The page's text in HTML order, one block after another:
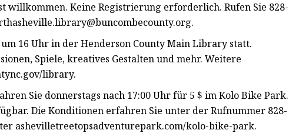
willkommen. Keine Registrierung erforderlich. Rufen Sie 828-
.
16 Uhr in der Henderson County Main Library statt.
Spiele, kreatives Gestalten und mehr. Weitere
library.
Sie donnerstags nach 17:00 Uhr für 5 $ im Kolo Bike Park.
Die Konditionen erfahren Sie unter der Rufnummer 828-
ashevilletreetopsadventurepark.com/kolo-bike-park.